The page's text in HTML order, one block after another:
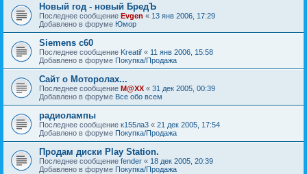
Новый год - новый БредЪ
Последнее сообщение Evgen « 13 янв 2006, 17:29
Добавлено в форуме Юмор
Siemens c60
Последнее сообщение Kreatif « 11 янв 2006, 15:58
Добавлено в форуме Покупка/Продажа
Сайт о Моторолах...
Последнее сообщение M@XX « 31 дек 2005, 00:39
Добавлено в форуме Все обо всем
радиолампы
Последнее сообщение к155ла3 « 21 дек 2005, 17:54
Добавлено в форуме Покупка/Продажа
Продам диски Play Station.
Последнее сообщение fender « 18 дек 2005, 20:39
Добавлено в форуме Покупка/Продажа